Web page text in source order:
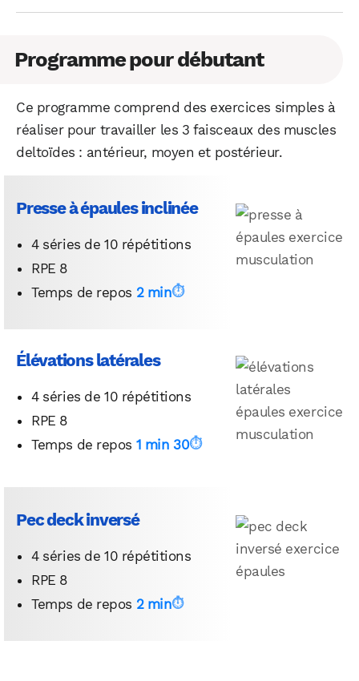
Programme pour débutant
Ce programme comprend des exercices simples à
réaliser pour travailler les 3 faisceaux des muscles
deltoïdes : antérieur, moyen et postérieur.
Presse à épaules inclinée
4 séries de 10 répétitions
RPE 8
Temps de repos 2 min
Élévations latérales
4 séries de 10 répétitions
RPE 8
Temps de repos 1 min 30
Pec deck inversé
4 séries de 10 répétitions
RPE 8
Temps de repos 2 min